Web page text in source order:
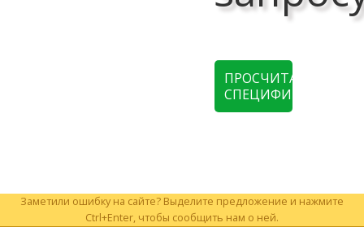
ПРОСЧИТАТЬ
СПЕЦИФИКАЦИЮ
Заметили ошибку на сайте? Выделите предложение и нажмите
Ctrl+Enter, чтобы сообщить нам о ней.